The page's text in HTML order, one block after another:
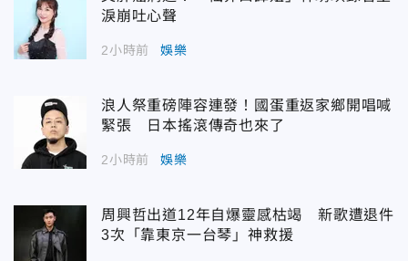
淚崩吐心聲
2小時前 娛樂
浪人祭重磅陣容連發！國蛋重返家鄉開唱喊
緊張 日本搖滾傳奇也來了
2小時前 娛樂
周興哲出道12年自爆靈感枯竭 新歌遭退件
3次「靠東京一台琴」神救援